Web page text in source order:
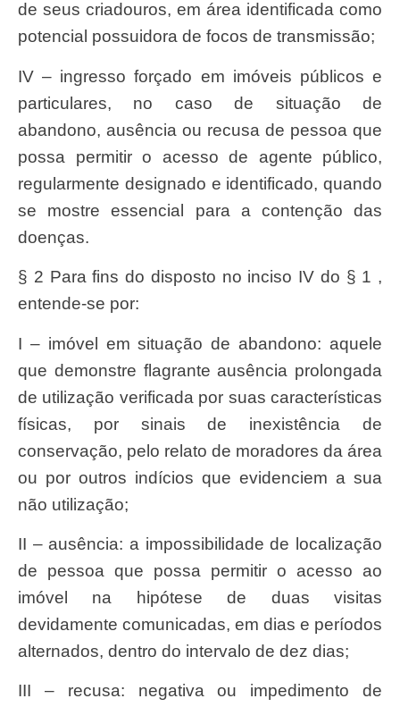
de seus criadouros, em área identificada como
potencial possuidora de focos de transmissão;
IV – ingresso forçado em imóveis públicos e
particulares, no caso de situação de
abandono, ausência ou recusa de pessoa que
possa permitir o acesso de agente público,
regularmente designado e identificado, quando
se mostre essencial para a contenção das
doenças.
§ 2 Para fins do disposto no inciso IV do § 1 ,
entende-se por:
I – imóvel em situação de abandono: aquele
que demonstre flagrante ausência prolongada
de utilização verificada por suas características
físicas, por sinais de inexistência de
conservação, pelo relato de moradores da área
ou por outros indícios que evidenciem a sua
não utilização;
II – ausência: a impossibilidade de localização
de pessoa que possa permitir o acesso ao
imóvel na hipótese de duas visitas
devidamente comunicadas, em dias e períodos
alternados, dentro do intervalo de dez dias;
III – recusa: negativa ou impedimento de